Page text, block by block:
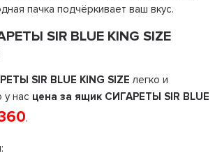
пачка подчёркивает ваш вкус.
SIR BLUE KING SIZE
SIR BLUE KING SIZE легко и
у нас цена за ящик СИГАРЕТЫ SIR BLUE
.